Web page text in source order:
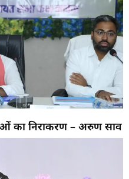
का निराकरण – अरुण साव